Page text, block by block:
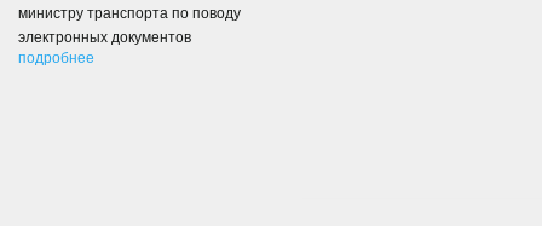
министру транспорта по поводу
электронных документов
подробнее